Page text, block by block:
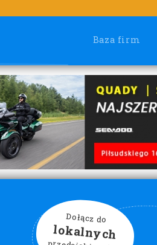
Baza firm
Dołącz do
lokalnych